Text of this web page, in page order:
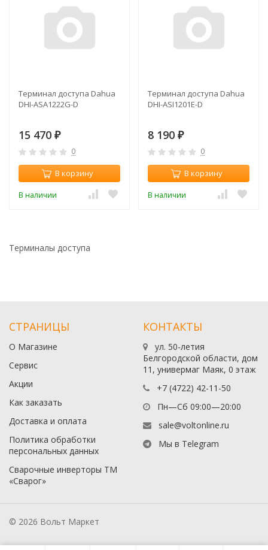
Терминал доступа Dahua
DHI-ASA1222G-D
15 470 ₽
0
В корзину
В наличии
Терминал доступа Dahua
DHI-ASI1201E-D
8 190 ₽
0
В корзину
В наличии
Терминалы доступа
СТРАНИЦЫ
О Магазине
Сервис
Акции
Как заказать
Доставка и оплата
Политика обработки
персональных данных
Сварочные инверторы ТМ
«Сварог»
КОНТАКТЫ
ул. 50-летия
Белгородской области, дом
11, универмаг Маяк, 0 этаж
+7 (4722) 42-11-50
Пн—Сб 09:00—20:00
sale@voltonline.ru
Мы в Telegram
© 2026 Вольт Маркет